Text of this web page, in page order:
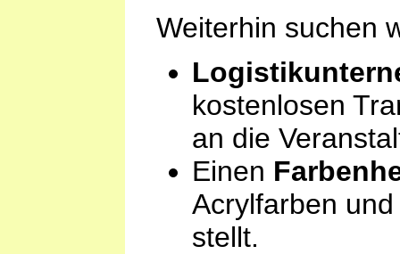
Weiterhin suchen
kostenlosen
an die
Einen
Acrylfarben
stellt.